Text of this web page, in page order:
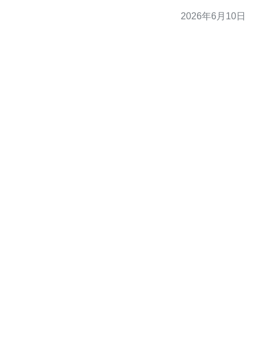
大概是多少？ 关于托管台湾服务器
与抖动（Jitter）
2026年6月10日